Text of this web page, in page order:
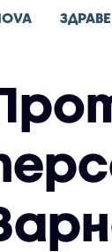
ЗДРАВЕ